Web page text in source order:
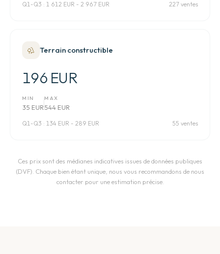
Q1-Q3 : 1 612 EUR - 2 967 EUR 227 ventes
Terrain constructible
196 EUR
MIN
35 EUR
MAX
544 EUR
Q1-Q3 : 134 EUR - 289 EUR 55 ventes
Ces prix sont des médianes indicatives issues de données publiques
(DVF). Chaque bien étant unique, nous vous recommandons de nous
contacter pour une estimation précise.